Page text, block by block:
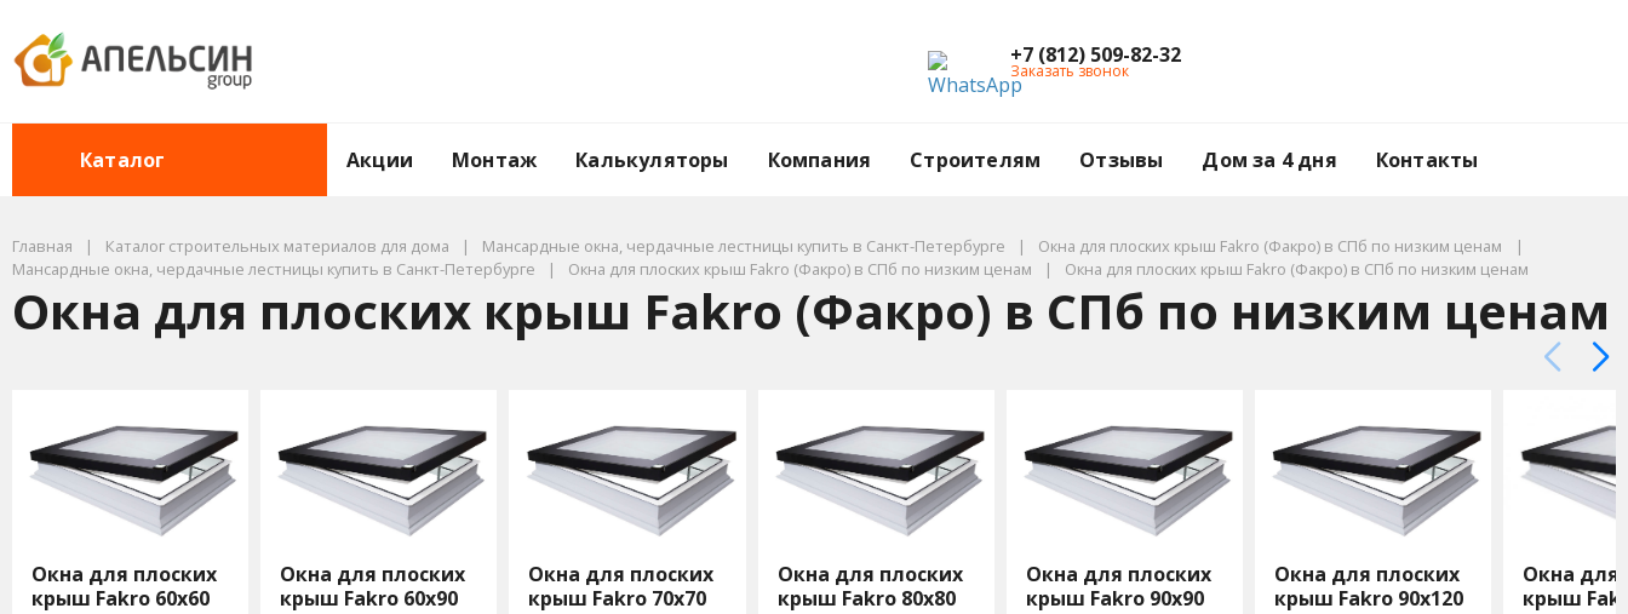
+7 (812) 509-82-32
Заказать звонок
Каталог Акции Монтаж Калькуляторы Компания Строителям Отзывы Дом за 4 дня Контакты
Главная Каталог строительных материалов для дома Мансардные окна, чердачные лестницы купить в Санкт-Петербурге
Окна для плоских крыш Fakro (Факро) в СПб по низким ценам
Мансардные окна, чердачные лестницы купить в Санкт-Петербурге
Окна для плоских крыш Fakro (Факро) в СПб по низким ценам Окна для плоских крыш Fakro (Факро) в СПб по низким ценам
Окна для плоских крыш Fakro (Факро) в СПб по низким ценам
Окна для плоских
крыш Fakro 60х60
Окна для плоских
крыш Fakro 60х90
Окна для плоских
крыш Fakro 70х70
Окна для плоских
крыш Fakro 80х80
Окна для плоских
крыш Fakro 90х90
Окна для плоских
крыш Fakro 90х120
Окна для
крыш